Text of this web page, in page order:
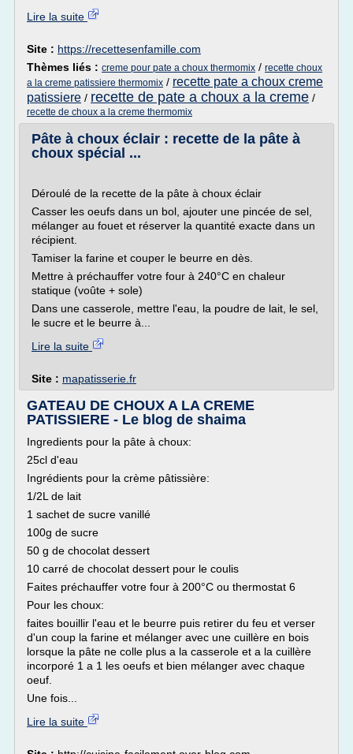
Lire la suite
Site : https://recettesenfamille.com
Thèmes liés : creme pour pate a choux thermomix / recette choux
a la creme patissiere thermomix / recette pate a choux creme
patissiere / recette de pate a choux a la creme /
recette de choux a la creme thermomix
Pâte à choux éclair : recette de la pâte à
choux spécial ...
Déroulé de la recette de la pâte à choux éclair
Casser les oeufs dans un bol, ajouter une pincée de sel,
mélanger au fouet et réserver la quantité exacte dans un
récipient.
Tamiser la farine et couper le beurre en dès.
Mettre à préchauffer votre four à 240°C en chaleur
statique (voûte + sole)
Dans une casserole, mettre l'eau, la poudre de lait, le sel,
le sucre et le beurre à...
Lire la suite
Site : mapatisserie.fr
GATEAU DE CHOUX A LA CREME
PATISSIERE - Le blog de shaima
Ingredients pour la pâte à choux:
25cl d'eau
Ingrédients pour la crème pâtissière:
1/2L de lait
1 sachet de sucre vanillé
100g de sucre
50 g de chocolat dessert
10 carré de chocolat dessert pour le coulis
Faites préchauffer votre four à 200°C ou thermostat 6
Pour les choux:
faites bouillir l'eau et le beurre puis retirer du feu et verser
d'un coup la farine et mélanger avec une cuillère en bois
lorsque la pâte ne colle plus a la casserole et a la cuillère
incorporé 1 a 1 les oeufs et bien mélanger avec chaque
oeuf.
Une fois...
Lire la suite